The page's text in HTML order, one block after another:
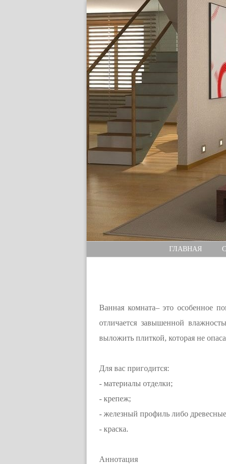
ГЛАВНАЯ
Ванная комната– это особенное
отличается завышенной
выложить плиткой, которая не
Для вас пригодится:
- материалы отделки;
- крепеж;
- железный профиль либо
- краска.
Аннотация